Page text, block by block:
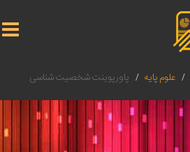
علوم پایه پاورپوینت شخصیت شناسی